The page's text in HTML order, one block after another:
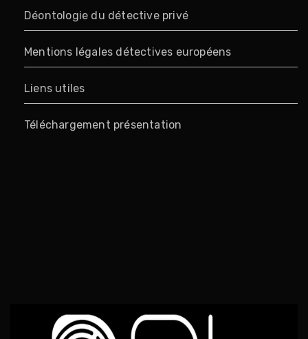
Déontologie du détective privé
Mentions légales détectives européens
Liens utiles
Téléchargement présentation